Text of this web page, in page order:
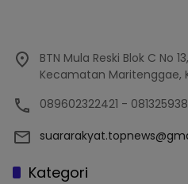
BTN Mula Reski Blok C No
Kecamatan Maritenggae,
089602322421 -
Kategori